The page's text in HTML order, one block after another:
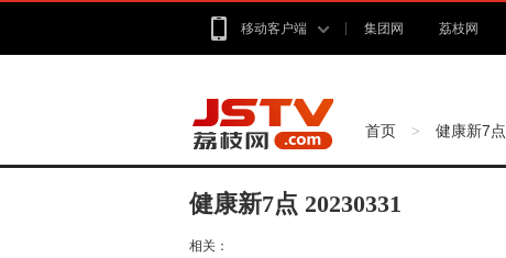
移动客户端 集团网 荔枝网
首页 > 健康新7点
健康新7点 20230331
相关：